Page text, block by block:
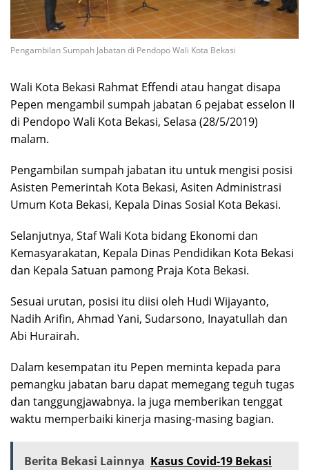
Pengambilan Sumpah Jabatan di Pendopo Wali Kota Bekasi
Wali Kota Bekasi Rahmat Effendi atau hangat disapa
Pepen mengambil sumpah jabatan 6 pejabat esselon II
di Pendopo Wali Kota Bekasi, Selasa (28/5/2019)
malam.
Pengambilan sumpah jabatan itu untuk mengisi posisi
Asisten Pemerintah Kota Bekasi, Asiten Administrasi
Umum Kota Bekasi, Kepala Dinas Sosial Kota Bekasi.
Selanjutnya, Staf Wali Kota bidang Ekonomi dan
Kemasyarakatan, Kepala Dinas Pendidikan Kota Bekasi
dan Kepala Satuan pamong Praja Kota Bekasi.
Sesuai urutan, posisi itu diisi oleh Hudi Wijayanto,
Nadih Arifin, Ahmad Yani, Sudarsono, Inayatullah dan
Abi Hurairah.
Dalam kesempatan itu Pepen meminta kepada para
pemangku jabatan baru dapat memegang teguh tugas
dan tanggungjawabnya. Ia juga memberikan tenggat
waktu memperbaiki kinerja masing-masing bagian.
Berita Bekasi Lainnya Kasus Covid-19 Bekasi